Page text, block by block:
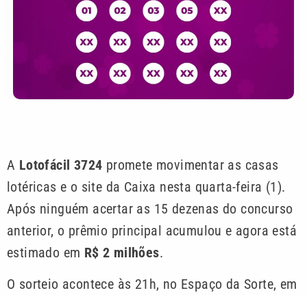
A Lotofácil 3724 promete movimentar as casas
lotéricas e o site da Caixa nesta quarta-feira (1).
Após ninguém acertar as 15 dezenas do concurso
anterior, o prêmio principal acumulou e agora está
estimado em R$ 2 milhões.
O sorteio acontece às 21h, no Espaço da Sorte, em